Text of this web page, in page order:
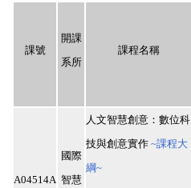
課號
開課
系所
課程名稱
A04514A
國際
智慧
人文智慧創意：數位科
技與創意實作 ~課程大
綱~